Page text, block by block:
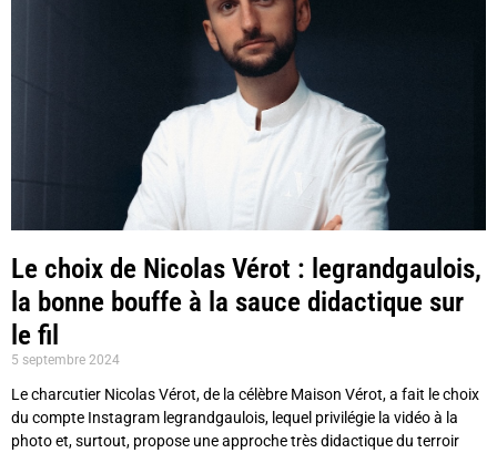
Le choix de Nicolas Vérot : legrandgaulois,
la bonne bouffe à la sauce didactique sur
le fil
5 septembre 2024
Le charcutier Nicolas Vérot, de la célèbre Maison Vérot, a fait le choix
du compte Instagram legrandgaulois, lequel privilégie la vidéo à la
photo et, surtout, propose une approche très didactique du terroir